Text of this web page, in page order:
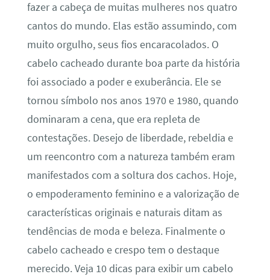
fazer a cabeça de muitas mulheres nos quatro
cantos do mundo. Elas estão assumindo, com
muito orgulho, seus fios encaracolados. O
cabelo cacheado durante boa parte da história
foi associado a poder e exuberância. Ele se
tornou símbolo nos anos 1970 e 1980, quando
dominaram a cena, que era repleta de
contestações. Desejo de liberdade, rebeldia e
um reencontro com a natureza também eram
manifestados com a soltura dos cachos. Hoje,
o empoderamento feminino e a valorização de
características originais e naturais ditam as
tendências de moda e beleza. Finalmente o
cabelo cacheado e crespo tem o destaque
merecido. Veja 10 dicas para exibir um cabelo